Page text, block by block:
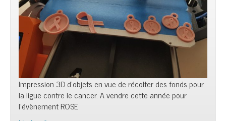
Impression 3D d’objets en vue de récolter des fonds pour
la ligue contre le cancer. A vendre cette année pour
l’évènement ROSE